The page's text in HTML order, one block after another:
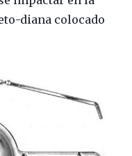
diana colocado